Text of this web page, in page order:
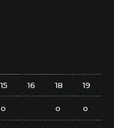
15 16 18 19
o o o